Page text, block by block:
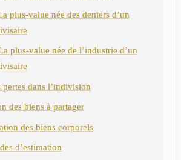
plus-value née des deniers d’un
plus-value née de l’industrie d’un
pertes dans l’indivision
des biens à partager
des biens corporels
d’estimation